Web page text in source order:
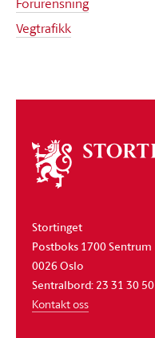
Vegtrafikk
Om
stortinget
Stortinget
Postboks 1700 Sentrum
0026 Oslo
Sentralbord: 23 31 30 50
Kontakt oss